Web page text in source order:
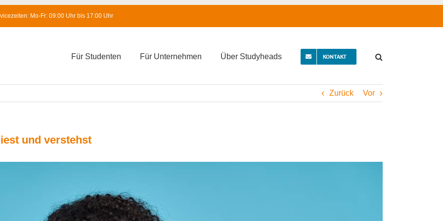
Mo-Fr: 09:00 Uhr bis 17:00 Uhr
Für Studenten Für Unternehmen Über Studyheads KONTAKT
Zurück Vor
und verstehst